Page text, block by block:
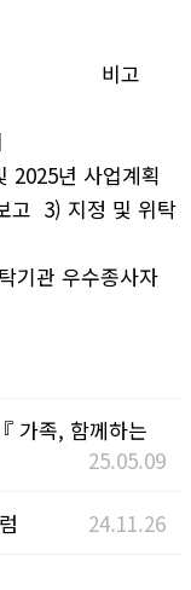
비고
년 사업계획
지정 및 위탁
관 우수종사자
가족, 함께하는
25.05.09
24.11.26